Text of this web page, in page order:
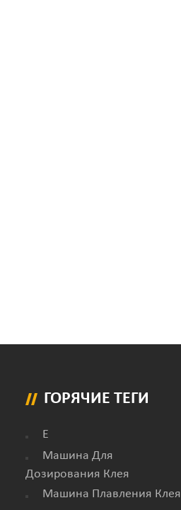
ГОРЯЧИЕ ТЕГИ
E
Машина Для
Дозирования Клея
Машина Плавления Клея